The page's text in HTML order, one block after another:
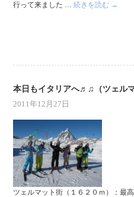
行って来ました …続きを読む →
本日もイタリアへ♬♫（ツェルマ
2011年12月27日
ツェルマット街（１６２０ｍ）：